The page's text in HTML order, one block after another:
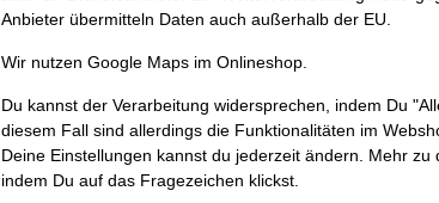
Anbieter übermitteln Daten auch außerhalb der EU.
Wir nutzen Google Maps im Onlineshop.
Du kannst der Verarbeitung widersprechen, indem Du
diesem Fall sind allerdings die Funktionalitäten im
Deine Einstellungen kannst du jederzeit ändern. Mehr zu
indem Du auf das Fragezeichen klickst.